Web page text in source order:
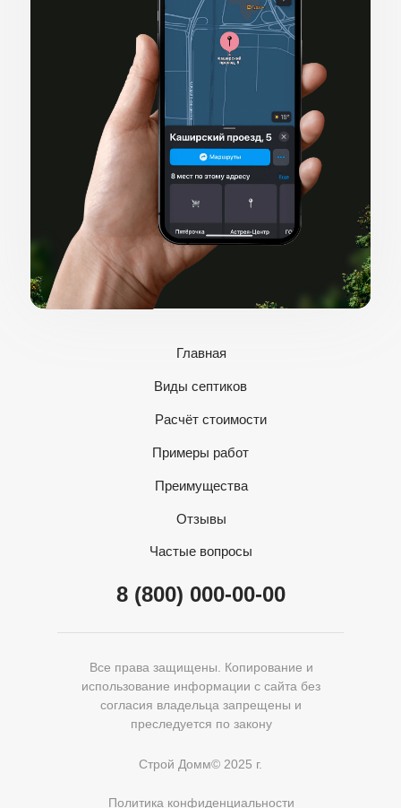
Строй Домм© 2025 г.
Все права защищены. Копирование и
использование информации с сайта без
согласия владельца запрещены и
преследуется по закону
Политика конфиденциальности
Виды септиков
Расчёт стоимости
Примеры работ
Преимущества
Отзывы
8 (800) 000-00-00
Главная
Частые вопросы